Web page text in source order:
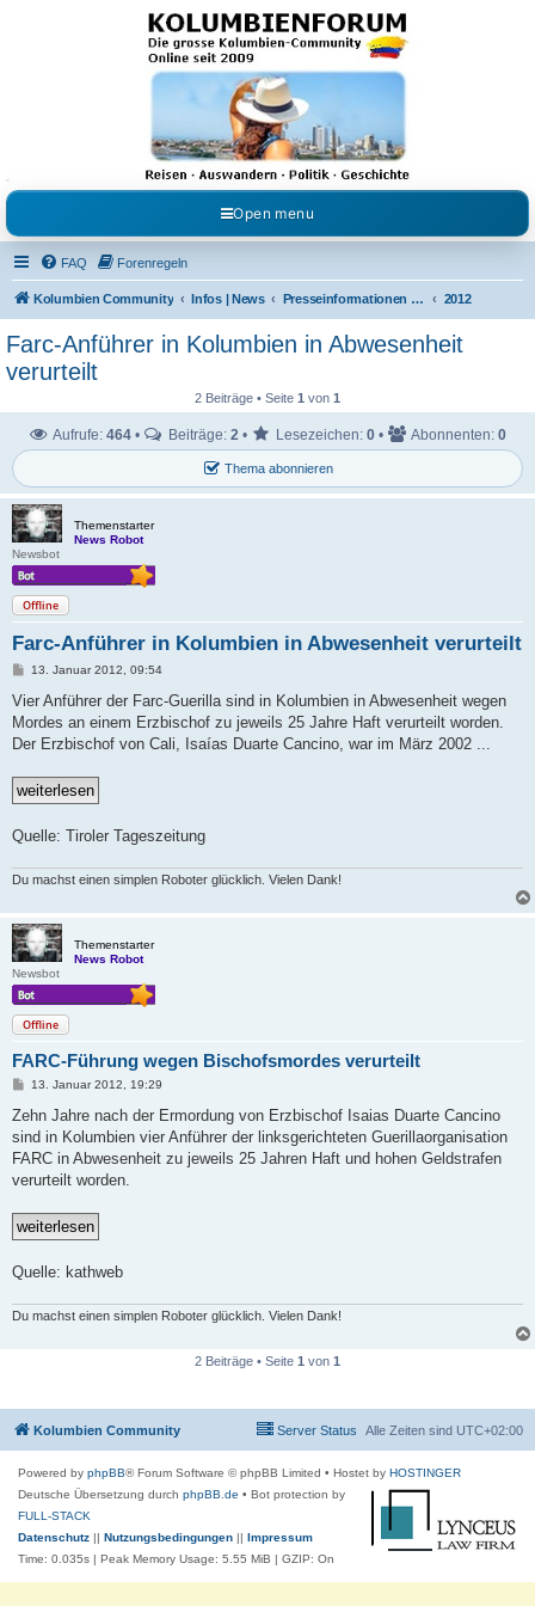
Kolumbienforum - Das
grosse Forum der
Freunde Kolumbiens
Reisen, Auswandern, Kultur, Politik, Geschichte und Visum in Kolumbien und Venezuela.
Austausch, Erfahrungen und Gemeinschaft im Kolumbienforum
Open menu
FAQ Forenregeln
Kolumbien Community Infos | News Presseinformationen & Neuigkeiten 2012
Farc-Anführer in Kolumbien in Abwesenheit
verurteilt
2 Beiträge • Seite 1 von 1
Thema abonnieren
Aufrufe: 464 • Beiträge: 2 • Lesezeichen: 0 • Abonnenten: 0
Themenstarter
News Robot
Newsbot
Offline
Farc-Anführer in Kolumbien in Abwesenheit verurteilt
B
i
r
a
13. Januar 2012, 09:54
Vier Anführer der Farc-Guerilla sind in Kolumbien in Abwesenheit wegen
Mordes an einem Erzbischof zu jeweils 25 Jahre Haft verurteilt worden.
Der Erzbischof von Cali, Isaías Duarte Cancino, war im März 2002 ...
Quelle: Tiroler Tageszeitung
Du machst einen simplen Roboter glücklich. Vielen Dank!
Themenstarter
News Robot
Newsbot
Offline
FARC-Führung wegen Bischofsmordes verurteilt
B
i
r
a
13. Januar 2012, 19:29
Zehn Jahre nach der Ermordung von Erzbischof Isaias Duarte Cancino
sind in Kolumbien vier Anführer der linksgerichteten Guerillaorganisation
FARC in Abwesenheit zu jeweils 25 Jahren Haft und hohen Geldstrafen
verurteilt worden.
Quelle: kathweb
Du machst einen simplen Roboter glücklich. Vielen Dank!
2 Beiträge • Seite 1 von 1
Kolumbien Community Alle Zeiten sind UTC+02:00
Server Status
Powered by phpBB® Forum Software © phpBB Limited • Hostet by HOSTINGER
Deutsche Übersetzung durch phpBB.de • Bot protection by
FULL-STACK
Datenschutz
Nutzungsbedingungen
Impressum
Time: 0.035s | Peak Memory Usage: 5.55 MiB | GZIP: On